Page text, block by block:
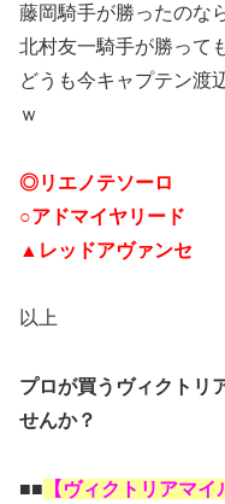
藤岡騎手が勝ったのな
北村友一騎手が勝って
どうも今キャプテン渡
ｗ
◎リエノテソーロ
○アドマイヤリード
▲レッドアヴァンセ
以上
プロが買うヴィクトリ
せんか？
■■ 【ヴィクトリアマイ